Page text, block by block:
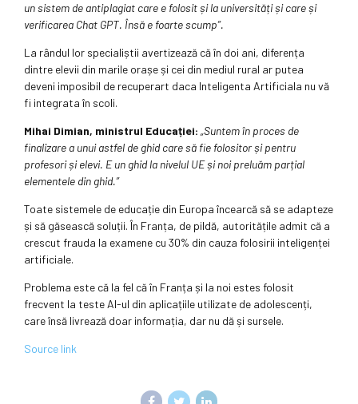
un sistem de antiplagiat care e folosit și la universități și care și
verificarea Chat GPT. Însă e foarte scump”.
La rândul lor specialiștii avertizează că în doi ani, diferența
dintre elevii din marile orașe și cei din mediul rural ar putea
deveni imposibil de recuperart daca Inteligenta Artificiala nu vă
fi integrata în scoli.
Mihai Dimian, ministrul Educației: „Suntem în proces de
finalizare a unui astfel de ghid care să fie folositor și pentru
profesori și elevi. E un ghid la nivelul UE și noi preluăm parțial
elementele din ghid.”
Toate sistemele de educație din Europa încearcă să se adapteze
și să găsească soluții. În Franța, de pildă, autoritățile admit că a
crescut frauda la examene cu 30% din cauza folosirii inteligenței
artificiale.
Problema este că la fel că în Franța și la noi estes folosit
frecvent la teste AI-ul din aplicațiile utilizate de adolescenți,
care însă livrează doar informația, dar nu dă și sursele.
Source link